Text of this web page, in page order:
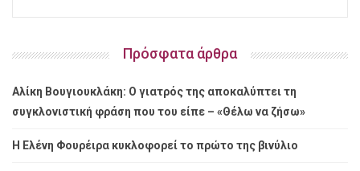
Πρόσφατα άρθρα
Αλίκη Βουγιουκλάκη: Ο γιατρός της αποκαλύπτει τη
συγκλονιστική φράση που του είπε – «Θέλω να ζήσω»
Η Ελένη Φουρέιρα κυκλοφορεί το πρώτο της βινύλιο